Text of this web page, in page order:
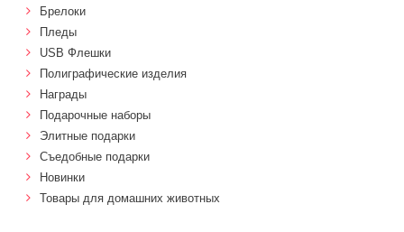
Брелоки
Пледы
USB Флешки
Полиграфические изделия
Награды
Подарочные наборы
Элитные подарки
Cъедобные подарки
Новинки
Товары для домашних животных